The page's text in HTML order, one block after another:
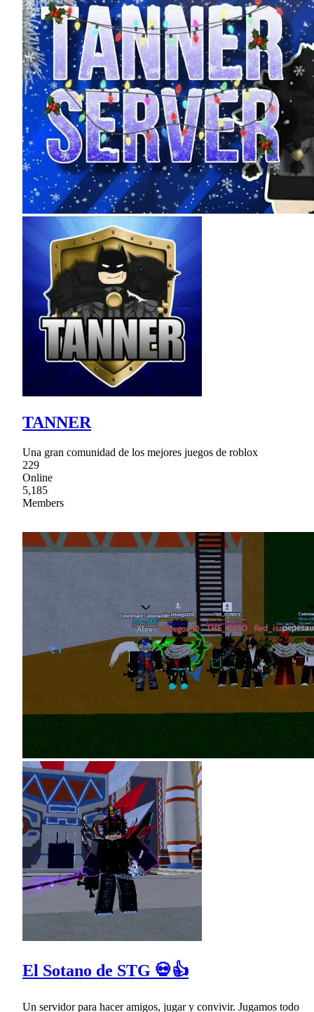
TANNER
Una gran comunidad de los mejores juegos de roblox
229
Online
5,185
Members
El Sotano de STG 💀👍
Un servidor para hacer amigos, jugar y convivir. Jugamos todo